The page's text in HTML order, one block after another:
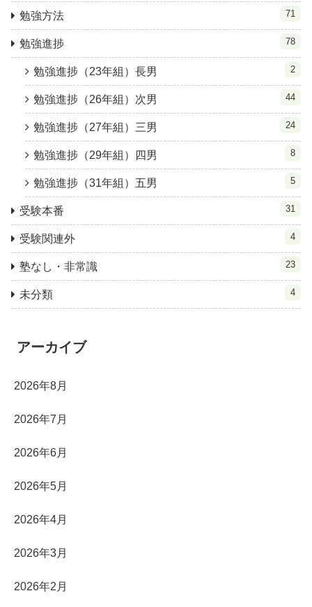
勉強方法 71
勉強進捗 78
勉強進捗（23年組）長男 2
勉強進捗（26年組）次男 44
勉強進捗（27年組）三男 24
勉強進捗（29年組）四男 8
勉強進捗（31年組）五男 5
受験本番 31
受験関連外 4
塾なし・非常識 23
未分類 4
アーカイブ
2026年8月
2026年7月
2026年6月
2026年5月
2026年4月
2026年3月
2026年2月